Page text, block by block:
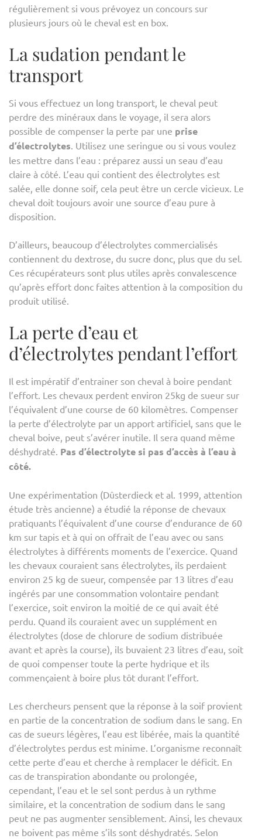
régulièrement si vous prévoyez un concours sur
plusieurs jours où le cheval est en box.
La sudation pendant le
transport
Si vous effectuez un long transport, le cheval peut
perdre des minéraux dans le voyage, il sera alors
possible de compenser la perte par une prise
d’électrolytes . Utilisez une seringue ou si vous voulez
les mettre dans l’eau : préparez aussi un seau d’eau
claire à côté. L’eau qui contient des électrolytes est
salée, elle donne soif, cela peut être un cercle vicieux. Le
cheval doit toujours avoir une source d’eau pure à
disposition.
D’ailleurs, beaucoup d’électrolytes commercialisés
contiennent du dextrose, du sucre donc, plus que du sel.
Ces récupérateurs sont plus utiles après convalescence
qu’après effort donc faites attention à la composition du
produit utilisé.
La perte d’eau et
d’électrolytes pendant l’effort
Il est impératif d’entrainer son cheval à boire pendant
l’effort. Les chevaux perdent environ 25kg de sueur sur
l’équivalent d’une course de 60 kilomètres. Compenser
la perte d’électrolyte par un apport artificiel, sans que le
cheval boive, peut s’avérer inutile. Il sera quand même
déshydraté. Pas d’électrolyte si pas d’accès à l’eau à
côté.
Une expérimentation (Dûsterdieck et al. 1999, attention
étude très ancienne) a étudié la réponse de chevaux
pratiquants l’équivalent d’une course d’endurance de 60
km sur tapis et à qui on offrait de l’eau avec ou sans
électrolytes à différents moments de l’exercice. Quand
les chevaux couraient sans électrolytes, ils perdaient
environ 25 kg de sueur, compensée par 13 litres d’eau
ingérés par une consommation volontaire pendant
l’exercice, soit environ la moitié de ce qui avait été
perdu. Quand ils couraient avec un supplément en
électrolytes (dose de chlorure de sodium distribuée
avant et après la course), ils buvaient 23 litres d’eau, soit
de quoi compenser toute la perte hydrique et ils
commençaient à boire plus tôt durant l’effort.
Les chercheurs pensent que la réponse à la soif provient
en partie de la concentration de sodium dans le sang. En
cas de sueurs légères, l’eau est libérée, mais la quantité
d’électrolytes perdus est minime. L’organisme reconnaît
cette perte d’eau et cherche à remplacer le déficit. En
cas de transpiration abondante ou prolongée,
cependant, l’eau et le sel sont perdus à un rythme
similaire, et la concentration de sodium dans le sang
peut ne pas augmenter sensiblement. Ainsi, les chevaux
ne boivent pas même s’ils sont déshydratés. Selon